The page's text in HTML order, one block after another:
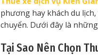
phương hay khách du
chuyển. Dưới đây là
Tại Sao Nên Chọn